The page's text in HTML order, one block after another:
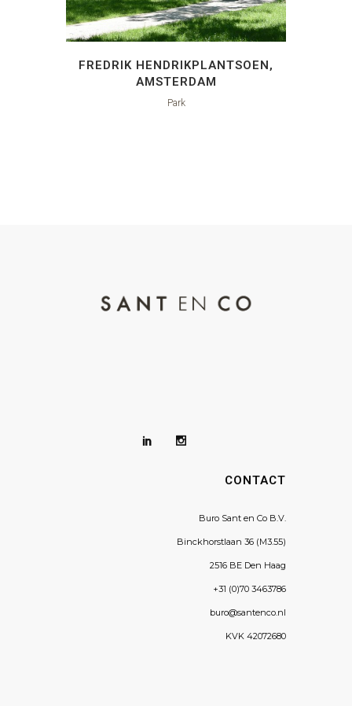
FREDRIK HENDRIKPLANTSOEN,
AMSTERDAM
Park
CONTACT
Buro Sant en Co B.V.
Binckhorstlaan 36 (M3.55)
2516 BE Den Haag
+31 (0)70 3463786
buro@santenco.nl
KVK 42072680